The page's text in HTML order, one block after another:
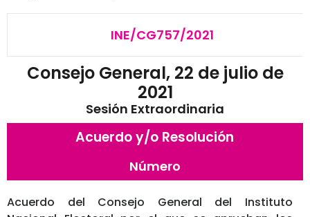
INE/CG757/2021
Consejo General, 22 de julio de
2021
Sesión Extraordinaria
Acuerdo y/o Resolución
Número
Acuerdo del Consejo General del Instituto